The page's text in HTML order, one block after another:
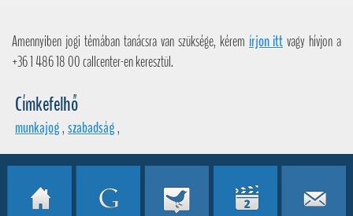
Amennyiben jogi témában tanácsra van szüksége, kérem írjon ittvagy hívjon a
+36 1 486 18 00 callcenter-en keresztül.
Címkefelhő
munkajog,szabadság,